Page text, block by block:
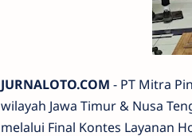
JURNALOTO.COM - PT Mitra
wilayah Jawa Timur & Nusa
melalui Final Kontes Layanan